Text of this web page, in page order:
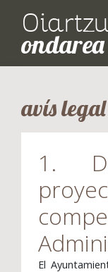
ondarea
avís
1.
El